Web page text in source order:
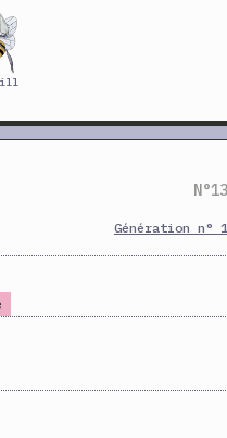
N°13
Génération n° 1